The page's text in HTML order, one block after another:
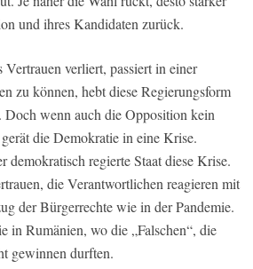
und ihres Kandidaten zurück.
Vertrauen verliert, passiert in einer
zu können, hebt diese Regierungsform
Doch wenn auch die Opposition kein
die Demokratie in eine Krise.
demokratisch regierte Staat diese Krise.
die Verantwortlichen reagieren mit
der Bürgerrechte wie in der Pandemie.
in Rumänien, wo die „Falschen“, die
gewinnen durften.